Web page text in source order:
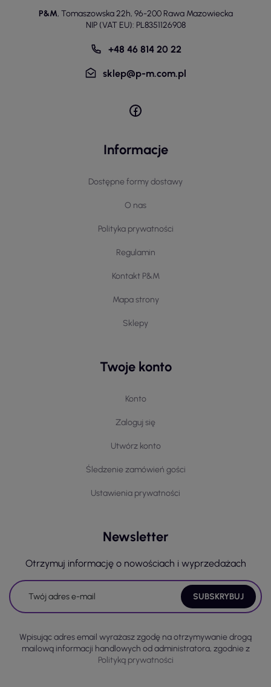
P&M, Tomaszowska 22h, 96-200 Rawa Mazowiecka
NIP (VAT EU): PL8351126908
+48 46 814 20 22
sklep@p-m.com.pl
Informacje
Dostępne formy dostawy
O nas
Polityka prywatności
Regulamin
Kontakt P&M
Mapa strony
Sklepy
Twoje konto
Konto
Zaloguj się
Utwórz konto
Śledzenie zamówień gości
Ustawienia prywatności
Newsletter
Otrzymuj informację o nowościach i wyprzedażach
Wpisując adres email wyrażasz zgodę na otrzymywanie drogą
mailową informacji handlowych od administratora, zgodnie z
Polityką prywatności